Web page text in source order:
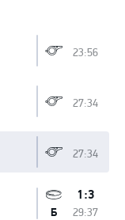
23:56
27:34
27:34
1:3
29:37
Б